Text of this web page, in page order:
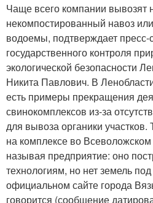
Чаще всего компании вывозят
некомпостированный навоз
водоемы, подтверждает пресс-
государственного контроля
экологической безопасности
Никита Павлович. В
есть примеры прекращения
свинокомплексов из-за
для вывоза органики участков.
на комплексе во
называя предприятие: оно
технологиям, но нет земель
официальном сайте города
говорится (сообщение